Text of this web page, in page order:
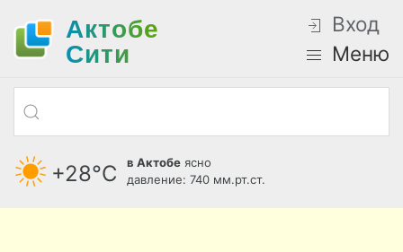
Актобе
Cити
Вход
Меню
+28°С в Актобе ясно
давление: 740 мм.рт.ст.